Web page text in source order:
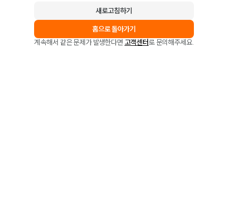
새로고침하기
홈으로 돌아가기
계속해서 같은 문제가 발생한다면 고객센터로 문의해주세요.